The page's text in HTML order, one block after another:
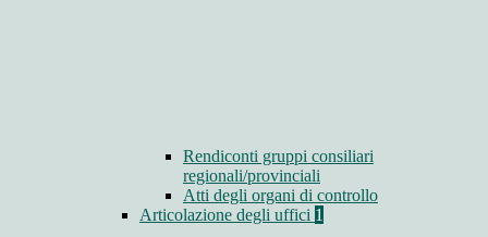
Rendiconti gruppi consiliari
regionali/provinciali
Atti degli organi di controllo
Articolazione degli uffici 1